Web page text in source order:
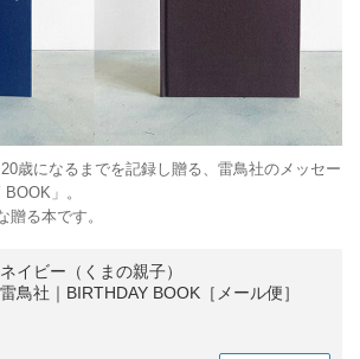
歳になるまでを記録し贈る、雷鳥社のメッセー
」。
贈る本です。
ネイビー（くまの親子）
雷鳥社｜BIRTHDAY BOOK［メール便］